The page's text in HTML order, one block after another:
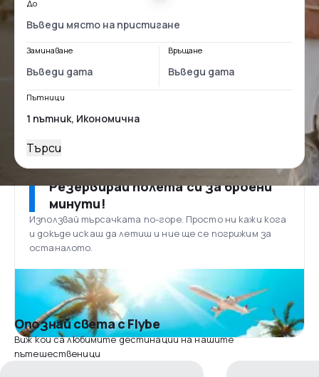
До
Заминаване Връщане
Пътници
Търси
Резервирай полета си за броени
минути!
Използвай търсачката по-горе. Просто ни кажи кога
и докъде искаш да летиш и ние ще се погрижим за
останалото.
Опознай света с Flybe
Виж кои са любимите дестинации на нашите
пътешественици